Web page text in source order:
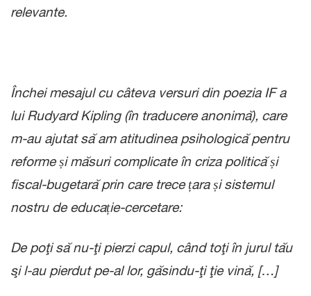
relevante.
Închei mesajul cu câteva versuri din poezia IF a
lui Rudyard Kipling (în traducere anonimă), care
m-au ajutat să am atitudinea psihologică pentru
reforme și măsuri complicate în criza politică și
fiscal-bugetară prin care trece țara și sistemul
nostru de educație-cercetare:
De poţi să nu-ţi pierzi capul, când toţi în jurul tău
şi l-au pierdut pe-al lor, găsindu-ţi ţie vină, […]